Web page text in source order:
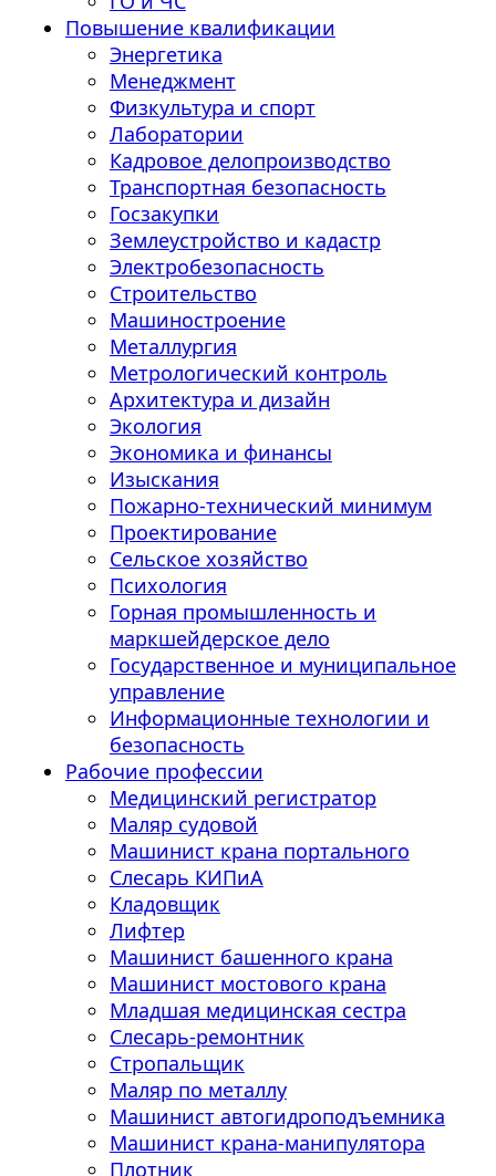
Повышение квалификации
Энергетика
Менеджмент
Физкультура и спорт
Лаборатории
Кадровое делопроизводство
Транспортная безопасность
Госзакупки
Землеустройство и кадастр
Электробезопасность
Строительство
Машиностроение
Металлургия
Метрологический контроль
Архитектура и дизайн
Экология
Экономика и финансы
Изыскания
Пожарно-технический минимум
Проектирование
Сельское хозяйство
Психология
Горная промышленность и
маркшейдерское дело
Государственное и муниципальное
управление
Информационные технологии и
безопасность
Рабочие профессии
Медицинский регистратор
Маляр судовой
Машинист крана портального
Слесарь КИПиА
Кладовщик
Лифтер
Машинист башенного крана
Машинист мостового крана
Младшая медицинская сестра
Слесарь-ремонтник
Стропальщик
Маляр по металлу
Машинист автогидроподъемника
Машинист крана-манипулятора
Плотник